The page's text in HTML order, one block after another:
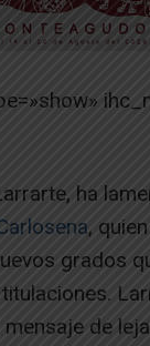
ha
,
grados
de